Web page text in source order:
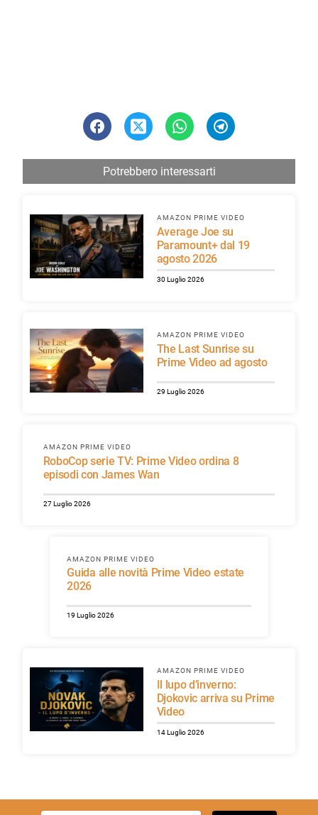
Potrebbero interessarti
AMAZON PRIME VIDEO
Average Joe su
Paramount+ dal 19
agosto 2026
30 Luglio 2026
AMAZON PRIME VIDEO
The Last Sunrise su
Prime Video ad agosto
29 Luglio 2026
AMAZON PRIME VIDEO
RoboCop serie TV: Prime Video ordina 8
episodi con James Wan
27 Luglio 2026
AMAZON PRIME VIDEO
Guida alle novità Prime Video estate
2026
19 Luglio 2026
AMAZON PRIME VIDEO
Djokovic arriva su Prime
Video
14 Luglio 2026